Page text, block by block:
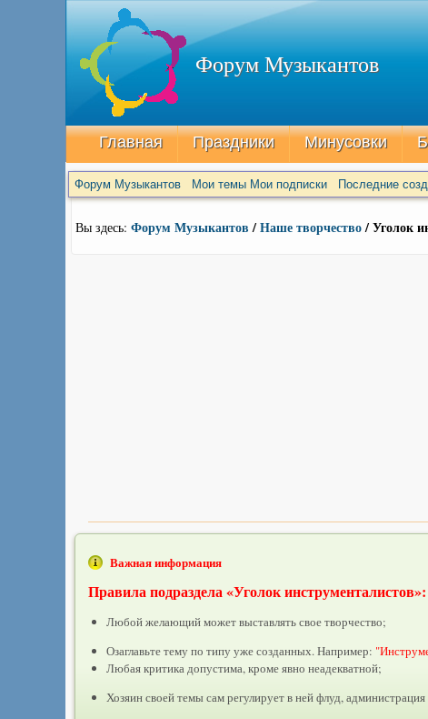
Форум Музыкантов
Главная Праздники Минусовки
Форум Музыкантов Мои темы Мои подписки Последние
Вы здесь: Форум Музыкантов/Наше творчество/ Уголок
Важная информация
Правила подраздела «Уголок инструменталистов»:
Любой желающий может выставлять свое творчество;
Озаглавьте тему по типу уже созданных. Например:
Любая критика допустима, кроме явно неадекватной;
Хозяин своей темы сам регулирует в ней флуд, администрация